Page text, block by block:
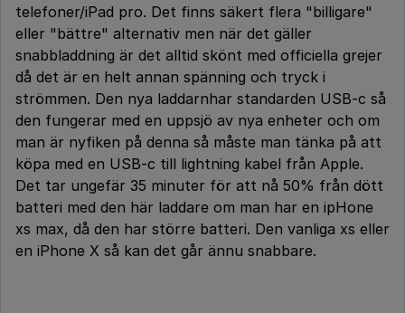
telefoner/iPad pro. Det finns säkert flera "billigare"
eller "bättre" alternativ men när det gäller
snabbladdning är det alltid skönt med officiella grejer
då det är en helt annan spänning och tryck i
strömmen. Den nya laddarnhar standarden USB-c så
den fungerar med en uppsjö av nya enheter och om
man är nyfiken på denna så måste man tänka på att
köpa med en USB-c till lightning kabel från Apple.
Det tar ungefär 35 minuter för att nå 50% från dött
batteri med den här laddare om man har en ipHone
xs max, då den har större batteri. Den vanliga xs eller
en iPhone X så kan det går ännu snabbare.